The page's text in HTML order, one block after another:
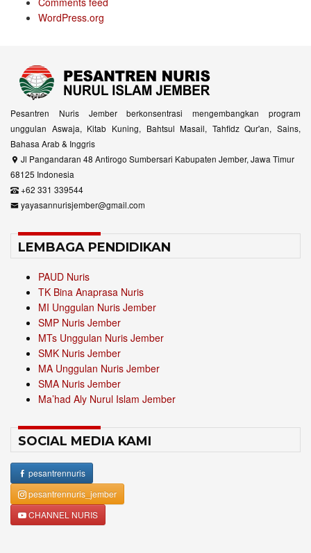
WordPress.org
Pesantren Nuris Jember berkonsentrasi mengembangkan program
unggulan Aswaja, Kitab Kuning, Bahtsul Masail, Tahfidz Qur'an, Sains,
Bahasa Arab & Inggris
Jl Pangandaran 48 Antirogo Sumbersari Kabupaten Jember, Jawa Timur
68125 Indonesia
+62 331 339544
yayasannurisjember@gmail.com
LEMBAGA PENDIDIKAN
PAUD Nuris
TK Bina Anaprasa Nuris
MI Unggulan Nuris Jember
SMP Nuris Jember
MTs Unggulan Nuris Jember
SMK Nuris Jember
MA Unggulan Nuris Jember
SMA Nuris Jember
Ma’had Aly Nurul Islam Jember
SOCIAL MEDIA KAMI
pesantrennuris
pesantrennuris_jember
CHANNEL NURIS